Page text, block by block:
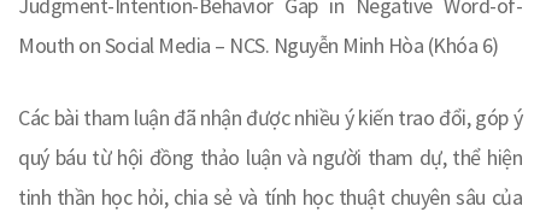
Mouth on Social Media – NCS. Nguyễn Minh Hòa (Khóa 6)
Các bài tham luận đã nhận được nhiều ý kiến trao đổi, góp ý
quý báu từ hội đồng thảo luận và người tham dự, thể hiện
tinh thần học hỏi, chia sẻ và tính học thuật chuyên sâu của